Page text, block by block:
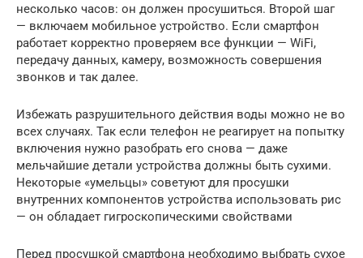
несколько часов: он должен просушиться. Второй шаг
— включаем мобильное устройство. Если смартфон
работает корректно проверяем все функции — WiFi,
передачу данных, камеру, возможность совершения
звонков и так далее.
Избежать разрушительного действия воды можно не во
всех случаях. Так если телефон не реагирует на попытку
включения нужно разобрать его снова — даже
мельчайшие детали устройства должны быть сухими.
Некоторые «умельцы» советуют для просушки
внутренних компонентов устройства использовать рис
— он обладает гигроскопическими свойствами
Перед просушкой смартфона необходимо выбрать сухое